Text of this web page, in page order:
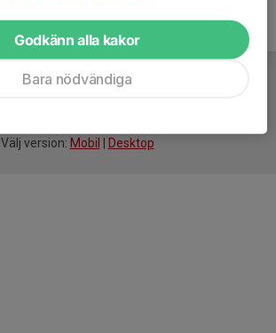
Välj version: Mobil Desktop
Godkänn alla kakor
Bara nödvändiga